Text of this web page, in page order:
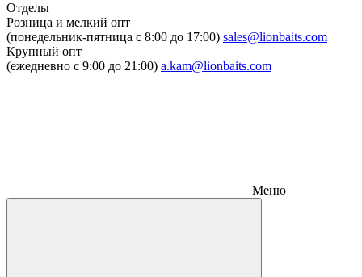
Отделы
Розница и мелкий опт
(понедельник-пятница c 8:00 до 17:00) sales@lionbaits.com
Крупный опт
(ежедневно с 9:00 до 21:00) a.kam@lionbaits.com
Меню